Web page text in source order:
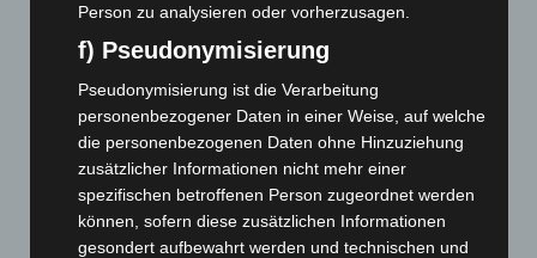
Hannover und Region
Langenhagen und Ortsteile
Leserbriefe
Menschen
Über uns
Veranstaltungen
1.887
1.269
Person zu analysieren oder vorherzusagen.
f) Pseudonymisierung
Pseudonymisierung ist die Verarbeitung
personenbezogener Daten in einer Weise, auf welche
die personenbezogenen Daten ohne Hinzuziehung
zusätzlicher Informationen nicht mehr einer
spezifischen betroffenen Person zugeordnet werden
können, sofern diese zusätzlichen Informationen
gesondert aufbewahrt werden und technischen und